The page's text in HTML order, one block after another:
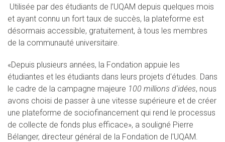
Utilisée par des étudiants de l’UQAM depuis quelques mois
et ayant connu un fort taux de succès, la plateforme est
désormais accessible, gratuitement, à tous les membres
de la communauté universitaire.
«Depuis plusieurs années, la Fondation appuie les
étudiantes et les étudiants dans leurs projets d'études. Dans
le cadre de la campagne majeure 100 millions d'idées, nous
avons choisi de passer à une vitesse supérieure et de créer
une plateforme de sociofinancement qui rend le processus
de collecte de fonds plus efficace», a souligné Pierre
Bélanger, directeur général de la Fondation de l'UQAM.